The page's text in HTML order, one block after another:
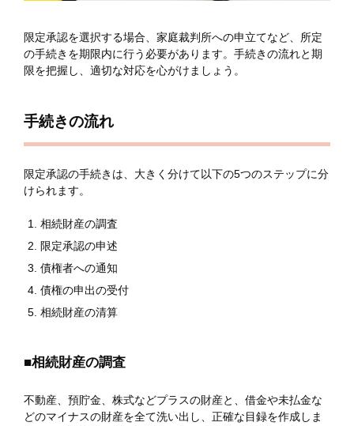
限定承認を選択する場合、家庭裁判所への申立てなど、所定
の手続きを期限内に行う必要があります。手続きの流れと期
限を把握し、適切な対応を心がけましょう。
手続きの流れ
限定承認の手続きは、大きく分けて以下の5つのステップに分
けられます。
相続財産の調査
限定承認の申述
債権者への通知
債権の申出の受付
相続財産の清算
■相続財産の調査
不動産、預貯金、株式などプラスの財産と、借金や未払金な
どのマイナスの財産を全て洗い出し、正確な目録を作成しま